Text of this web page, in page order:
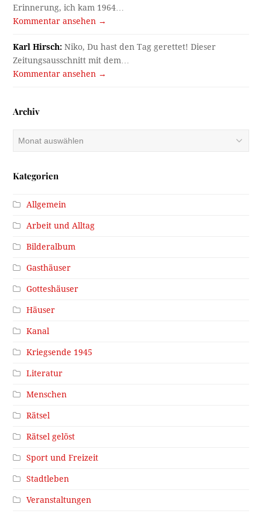
Erinnerung, ich kam 1964…
Kommentar ansehen →
Karl Hirsch: Niko, Du hast den Tag gerettet! Dieser
Zeitungsausschnitt mit dem…
Kommentar ansehen →
Archiv
Archiv
Kategorien
Allgemein
Arbeit und Alltag
Bilderalbum
Gasthäuser
Gotteshäuser
Häuser
Kanal
Kriegsende 1945
Literatur
Menschen
Rätsel
Rätsel gelöst
Sport und Freizeit
Stadtleben
Veranstaltungen